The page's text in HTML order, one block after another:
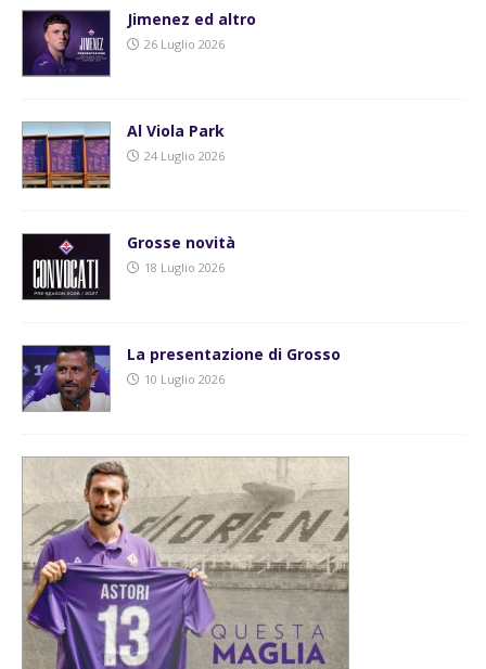
Jimenez ed altro
26 Luglio 2026
Al Viola Park
24 Luglio 2026
Grosse novità
18 Luglio 2026
La presentazione di Grosso
10 Luglio 2026